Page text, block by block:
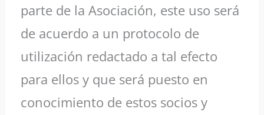
parte de la Asociación, este uso será
de acuerdo a un protocolo de
utilización redactado a tal efecto
para ellos y que será puesto en
conocimiento de estos socios y